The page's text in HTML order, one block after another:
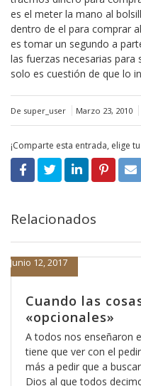
es el meter la mano al
dentro de el para comprar
es tomar un segundo a
las fuerzas necesarias
solo es cuestión de que lo
De super_user Marzo 23, 2010
¡Comparte esta entrada, elige
Relacionados
Cuando las
«opcionales»
Junio 12, 2017
A todos nos enseñaron
tiene que ver con el
más a pedir que a
Dios al que todos